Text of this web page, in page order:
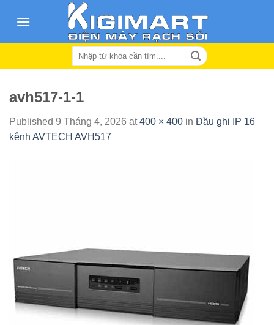
Search
avh517-1-1
Published 9 Tháng 4, 2026 at400 × 400 in Đầu ghi IP 16
kênh AVTECH AVH517